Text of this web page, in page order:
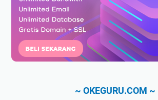
~ OKEGURU.COM ~